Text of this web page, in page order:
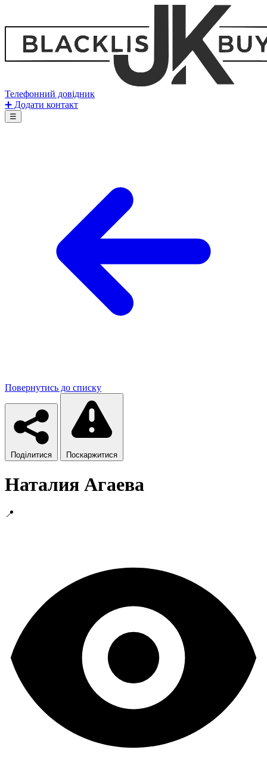
Телефонний довідник
➕ Додати контакт
☰
Повернутись до списку
Поділитися Поскаржитися
Наталия Агаева
📍